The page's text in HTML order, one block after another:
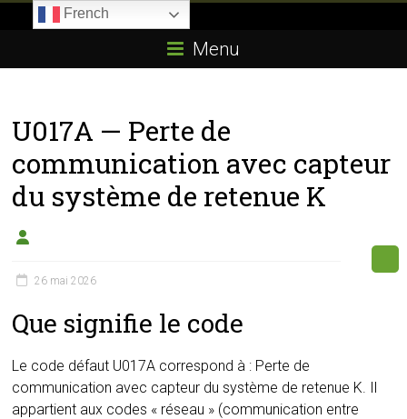
E85.com
passion
boîtier
éthanol
Menu
U017A — Perte de
communication avec capteur
du système de retenue K
26 mai 2026
Que signifie le code
Le code défaut U017A correspond à : Perte de
communication avec capteur du système de retenue K. Il
appartient aux codes « réseau » (communication entre
French